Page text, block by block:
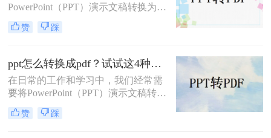
PowerPoint（PPT）演示文稿转换为
PDF格式是确保文件格式一致性及防
止内容被随意修改的有效手段。那么
更轻松地完成这一任务，本文将详细
介绍三种不同的PPT转PDF方法。
赞 踩
ppt怎么转换成pdf？试试这4种转换方法！
在日常的工作和学习中，我们经常需
要将PowerPoint（PPT）演示文稿转换
为PDF格式。PDF文件因其跨平台兼
容性、格式稳定性和便于分享的特
赞 踩